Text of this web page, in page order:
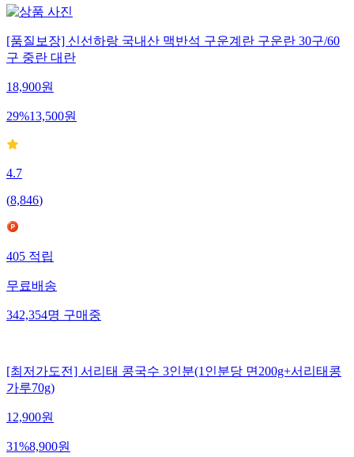
[품질보장] 신선하랑 국내산 맥반석 구운계란 구운란 30구/60
구 중란 대란
18,900원
29%13,500원
4.7
(8,846)
405 적립
무료배송
342,354명 구매중
[최저가도전] 서리태 콩국수 3인분(1인분당 면200g+서리태콩
가루70g)
12,900원
31%8,900원